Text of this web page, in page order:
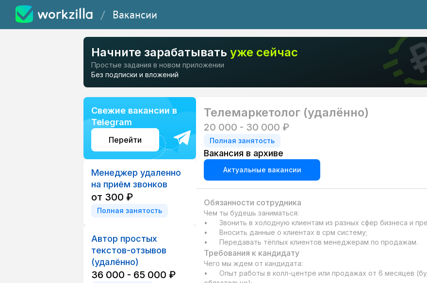
/ Вакансии
Начните зарабатывать уже сейчас
Простые задания в новом приложении
Без подписки и вложений
Свежие вакансии в
Telegram
Перейти
Менеджер удаленно
на приём звонков
от 300 ₽
Полная занятость
Автор простых
текстов-отзывов
(удалённо)
36 000 - 65 000 ₽
Телемаркетолог (удалённо)
20 000 - 30 000 ₽
Полная занятость
Вакансия в архиве
Актуальные вакансии
Обязанности сотрудника
Чем ты будешь заниматься:
•	Звонить в холодную клиентам из разных сфер бизнеса и предлагать им рабочий персонал;
•	Вносить данные о клиентах в срм систему;
•	Передавать тёплых клиентов менеджерам по продажам.
Требования к кандидату
Чего мы ждем от кандидата:
•	Опыт работы в колл-центре или продажах от 6 месяцев (будет преимуществом, но не